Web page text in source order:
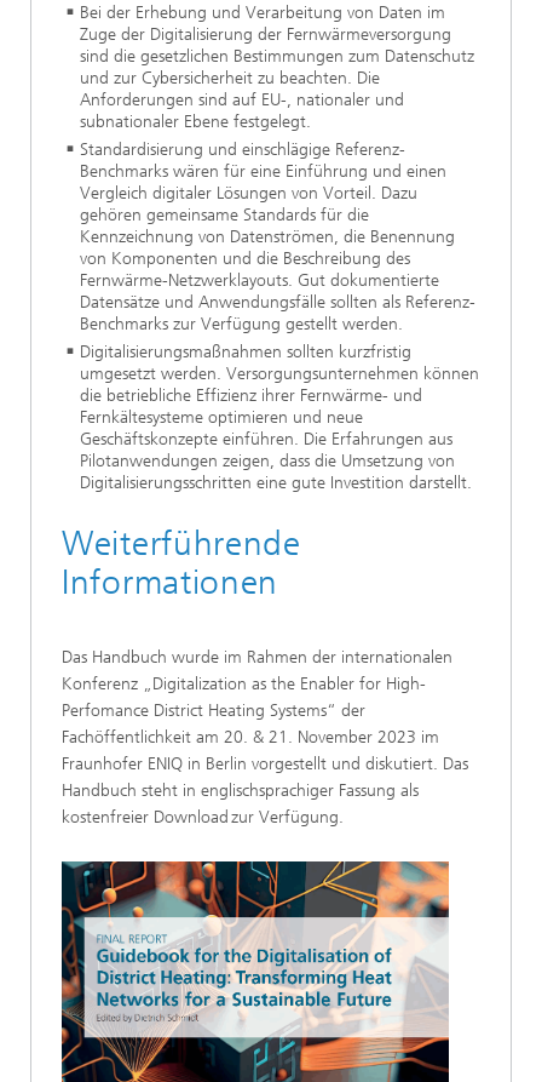
Bei der Erhebung und Verarbeitung von Daten im
Zuge der Digitalisierung der Fernwärmeversorgung
sind die gesetzlichen Bestimmungen zum Datenschutz
und zur Cybersicherheit zu beachten. Die
Anforderungen sind auf EU-, nationaler und
subnationaler Ebene festgelegt.
Standardisierung und einschlägige Referenz-
Benchmarks wären für eine Einführung und einen
Vergleich digitaler Lösungen von Vorteil. Dazu
gehören gemeinsame Standards für die
Kennzeichnung von Datenströmen, die Benennung
von Komponenten und die Beschreibung des
Fernwärme-Netzwerklayouts. Gut dokumentierte
Datensätze und Anwendungsfälle sollten als Referenz-
Benchmarks zur Verfügung gestellt werden.
Digitalisierungsmaßnahmen sollten kurzfristig
umgesetzt werden. Versorgungsunternehmen können
die betriebliche Effizienz ihrer Fernwärme- und
Fernkältesysteme optimieren und neue
Geschäftskonzepte einführen. Die Erfahrungen aus
Pilotanwendungen zeigen, dass die Umsetzung von
Digitalisierungsschritten eine gute Investition darstellt.
Weiterführende
Informationen
Das Handbuch wurde im Rahmen der internationalen
Konferenz „Digitalization as the Enabler for High-
Perfomance District Heating Systems“ der
Fachöffentlichkeit am 20. & 21. November 2023 im
Fraunhofer ENIQ in Berlin vorgestellt und diskutiert. Das
Handbuch steht in englischsprachiger Fassung als
kostenfreier Download zur Verfügung.